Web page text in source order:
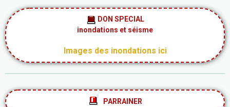
DON SPECIAL
inondations et séisme
Images des inondations ici
PARRAINER